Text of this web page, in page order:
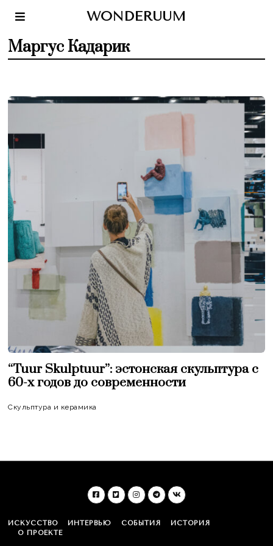
WONDERUUM
Маргус Кадарик
“Tuur Skulptuur”: эстонская скульптура c
60-х годов до современности
Скульптура и керамика
ИСКУССТВО ИНТЕРВЬЮ СОБЫТИЯ
ИСТОРИЯ
О ПРОЕКТЕ